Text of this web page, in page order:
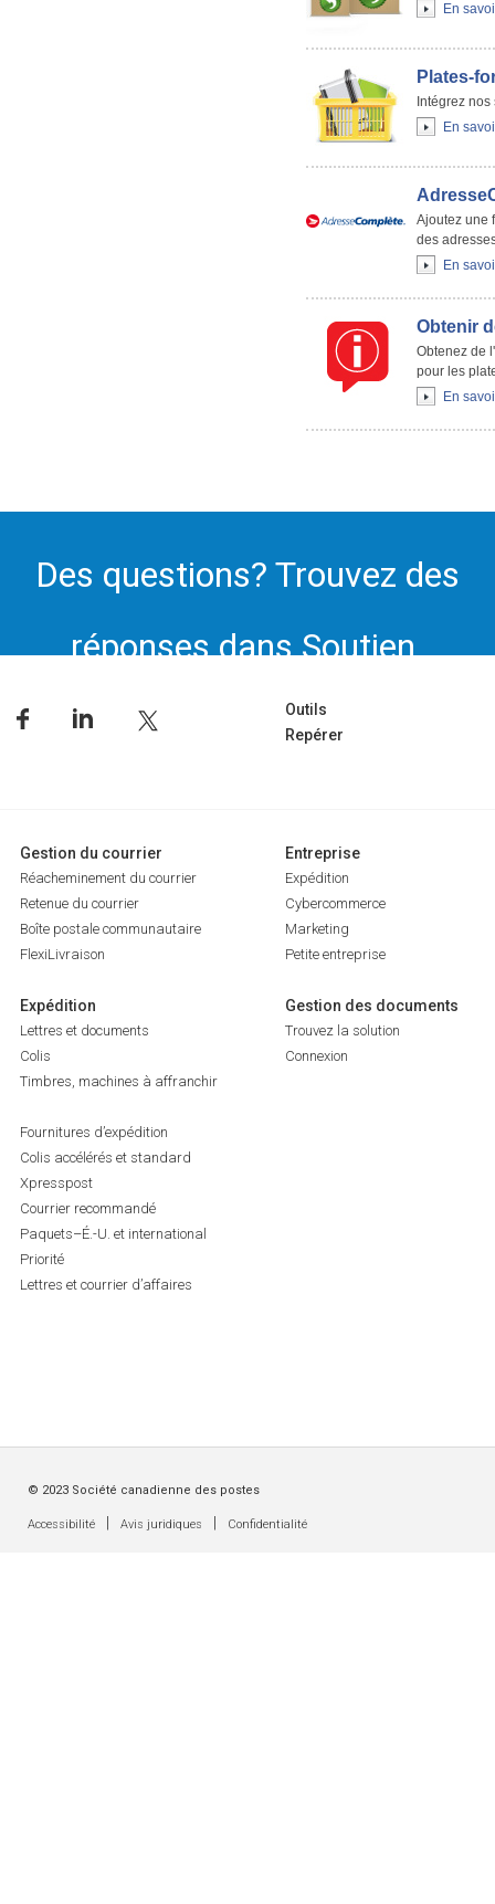
En
Plates-
Intégrez
En
Ajoutez une
des
En
Obtenir
Obtenez de
pour les
En
Des questions? Trouvez des
réponses dans Soutien.
Outils
Repérer
Gestion du courrier
Réacheminement du courrier
Retenue du courrier
Boîte postale communautaire
FlexiLivraison
Expédition
Lettres et documents
Colis
Timbres, machines à affranchir
Fournitures d’expédition
Colis accélérés et standard
Xpresspost
Courrier recommandé
Paquets–É.-U. et international
Priorité
Lettres et courrier d’affaires
Entreprise
Expédition
Cybercommerce
Marketing
Petite entreprise
Gestion des documents
Trouvez la solution
Connexion
© 2023 Société canadienne des postes
Accessibilité Avis juridiques Confidentialité